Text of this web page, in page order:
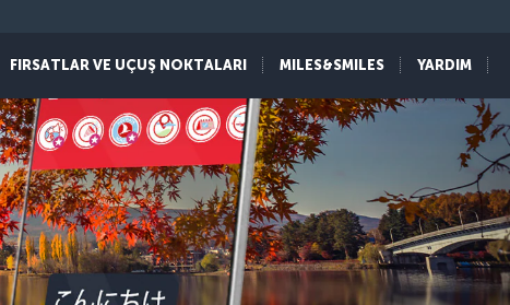
FIRSATLAR VE UÇUŞ NOKTALARI MILES&SMILES YARDIM